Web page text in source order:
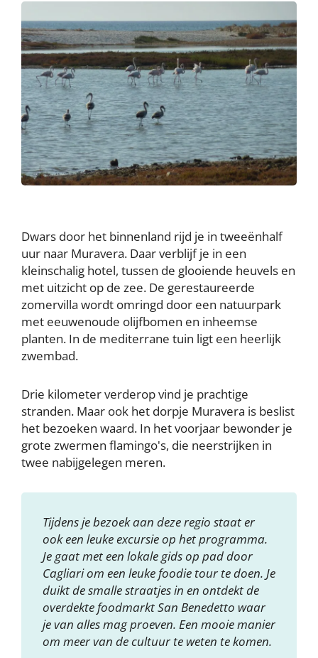
Dwars door het binnenland rijd je in tweeënhalf
uur naar Muravera. Daar verblijf je in een
kleinschalig hotel, tussen de glooiende heuvels en
met uitzicht op de zee. De gerestaureerde
zomervilla wordt omringd door een natuurpark
met eeuwenoude olijfbomen en inheemse
planten. In de mediterrane tuin ligt een heerlijk
zwembad.
Drie kilometer verderop vind je prachtige
stranden. Maar ook het dorpje Muravera is beslist
het bezoeken waard. In het voorjaar bewonder je
grote zwermen flamingo's, die neerstrijken in
twee nabijgelegen meren.
Tijdens je bezoek aan deze regio staat er
ook een leuke excursie op het programma.
Je gaat met een lokale gids op pad door
Cagliari om een leuke foodie tour te doen. Je
duikt de smalle straatjes in en ontdekt de
overdekte foodmarkt San Benedetto waar
je van alles mag proeven. Een mooie manier
om meer van de cultuur te weten te komen.